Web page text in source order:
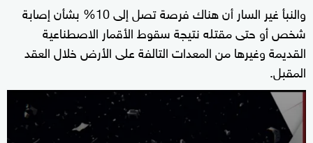
والنبأ غير السار أن هناك فرصة تصل إلى 10% بشأن إصابة
شخص أو حتى مقتله نتيجة سقوط الأقمار الاصطناعية
القديمة وغيرها من المعدات التالفة على الأرض خلال العقد
المقبل.
seconds